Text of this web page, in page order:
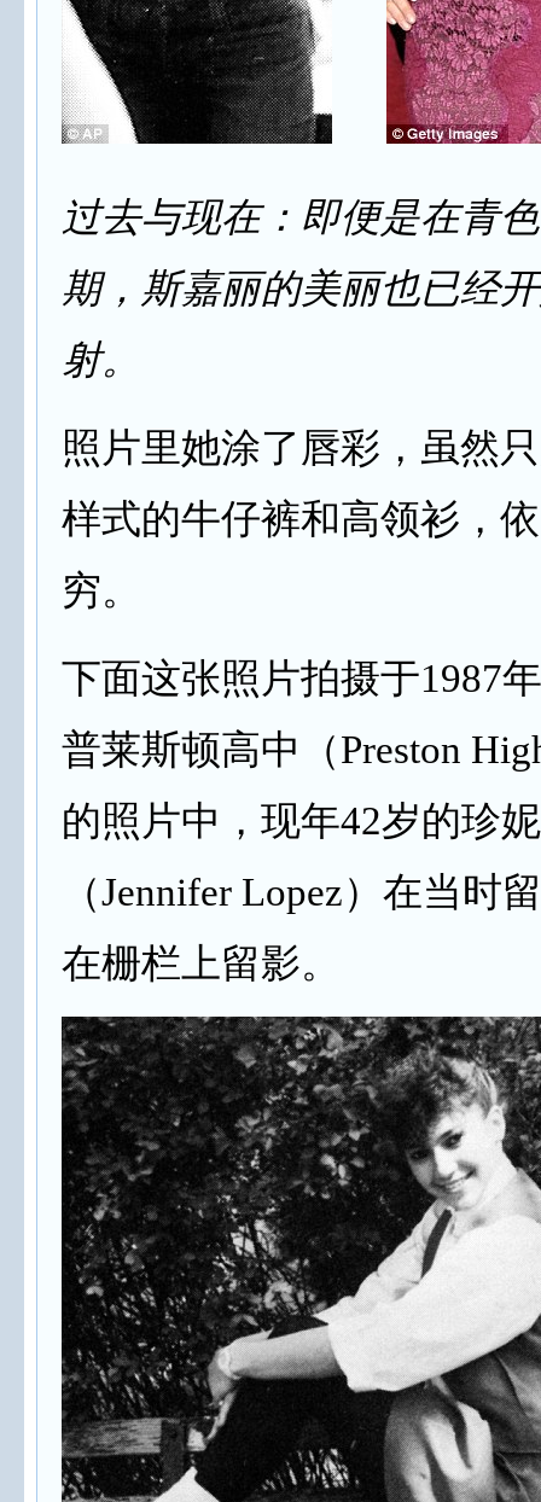
过去与现在：即便是在青
期，斯嘉丽的美丽也已经
射。
照片里她涂了唇彩，虽然
样式的牛仔裤和高领衫，
穷。
下面这张照片拍摄于1987
普莱斯顿高中（Preston
的照片中，现年42岁的珍
（Jennifer Lopez）在当时
在栅栏上留影。